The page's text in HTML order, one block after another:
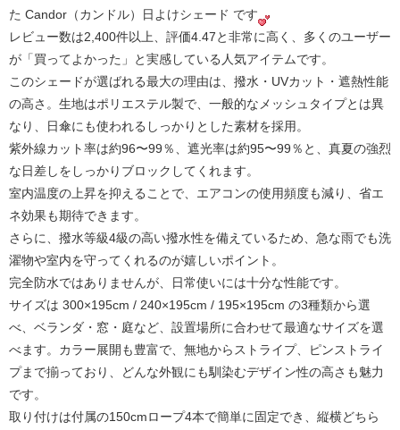
た Candor（カンドル）日よけシェード です
レビュー数は2,400件以上、評価4.47と非常に高く、多くのユーザー
が「買ってよかった」と実感している人気アイテムです。
このシェードが選ばれる最大の理由は、 撥水・UVカット・遮熱性能
の高さ 。生地はポリエステル製で、一般的なメッシュタイプとは異
なり、日傘にも使われるしっかりとした素材を採用。
紫外線カット率は約96〜99％、遮光率は約95〜99％と、真夏の強烈
な日差しをしっかりブロックしてくれます。
室内温度の上昇を抑えることで、エアコンの使用頻度も減り、省エ
ネ効果も期待できます。
さらに、 撥水等級4級の高い撥水性を備えているため、急な雨でも洗
濯物や室内を守ってくれるのが嬉しいポイント。
完全防水ではありませんが、日常使いには十分な性能です。
サイズは 300×195cm / 240×195cm / 195×195cm の3種類から選
べ、ベランダ・窓・庭など、設置場所に合わせて最適なサイズを選
べます。カラー展開も豊富で、無地からストライプ、ピンストライ
プまで揃っており、どんな外観にも馴染むデザイン性の高さも魅力
です。
取り付けは付属の150cmロープ4本で簡単に固定でき、縦横どちら